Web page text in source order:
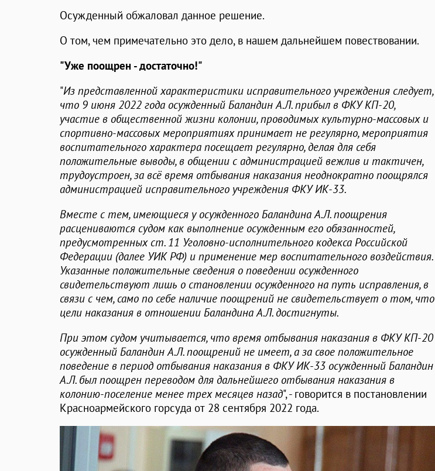
Осужденный обжаловал данное решение.
О том, чем примечательно это дело, в нашем дальнейшем повествовании.
"Уже поощрен - достаточно!"
"Из представленной характеристики исправительного учреждения следует,
что 9 июня 2022 года осужденный Баландин А.Л. прибыл в ФКУ КП-20,
участие в общественной жизни колонии, проводимых культурно-массовых и
спортивно-массовых мероприятиях принимает не регулярно, мероприятия
воспитательного характера посещает регулярно, делая для себя
положительные выводы, в общении с администрацией вежлив и тактичен,
трудоустроен, за всё время отбывания наказания неоднократно поощрялся
администрацией исправительного учреждения ФКУ ИК-33.
Вместе с тем, имеющиеся у осужденного Баландина А.Л. поощрения
расцениваются судом как выполнение осужденным его обязанностей,
предусмотренных ст. 11 Уголовно-исполнительного кодекса Российской
Федерации (далее УИК РФ) и применение мер воспитательного воздействия.
Указанные положительные сведения о поведении осужденного
свидетельствуют лишь о становлении осужденного на путь исправления, в
связи с чем, само по себе наличие поощрений не свидетельствует о том, что
цели наказания в отношении Баландина А.Л. достигнуты.
При этом судом учитывается, что время отбывания наказания в ФКУ КП-20
осужденный Баландин А.Л. поощрений не имеет, а за свое положительное
поведение в период отбывания наказания в ФКУ ИК-33 осужденный Баландин
А.Л. был поощрен переводом для дальнейшего отбывания наказания в
колонию-поселение менее трех месяцев назад", - говорится в постановлении
Красноармейского горсуда от 28 сентября 2022 года.